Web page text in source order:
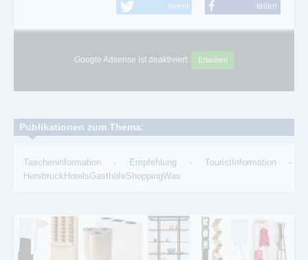
tweet teilen
Google Adsense ist deaktiviert. Erlauben
Publikationen zum Thema:
Tascheninformation - Empfehlung - TouristInformation -
HersbruckHotelsGasthöfeShoppingWas